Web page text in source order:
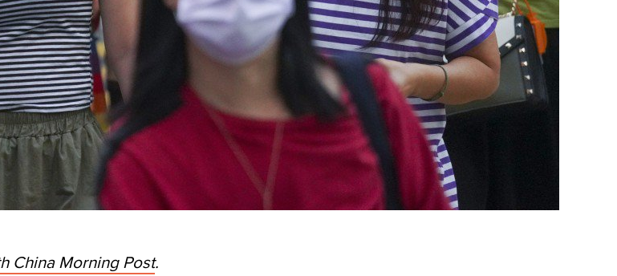
China Morning Post.